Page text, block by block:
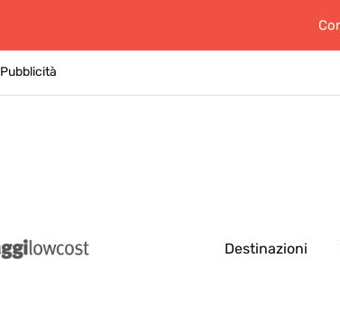
Pubblicità
Destinazioni